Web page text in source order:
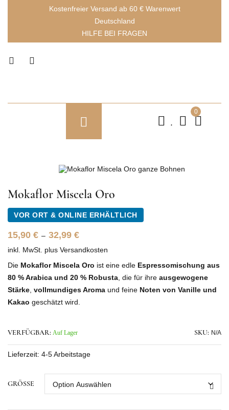
Kostenfreier Versand ab 60 € Warenwert
Deutschland
HILFE BEI FRAGEN
0
Mokaflor Miscela Oro
VOR ORT & ONLINE ERHÄLTLICH
15,90 € – 32,99 €
inkl. MwSt. plus Versandkosten
Die Mokaflor Miscela Oro ist eine edle Espressomischung aus
80 % Arabica und 20 % Robusta , die für ihre ausgewogene
Stärke vollmundiges Aroma und feine Noten von Vanille und
Kakao geschätzt wird.
florentinischen Rösterei
VERFÜGBAR: Auf Lager SKU: N/A
Lieferzeit: 4-5 Arbeitstage
GRÖSSE